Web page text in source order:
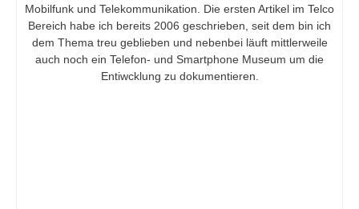
Mobilfunk und Telekommunikation. Die ersten Artikel im Telco
Bereich habe ich bereits 2006 geschrieben, seit dem bin ich
dem Thema treu geblieben und nebenbei läuft mittlerweile
auch noch ein Telefon- und Smartphone Museum um die
Entiwcklung zu dokumentieren.